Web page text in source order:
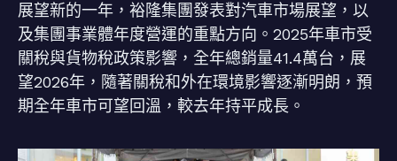
展望新的一年，裕隆集團發表對汽車市場展望，以
及集團事業體年度營運的重點方向。2025年車市受
關稅與貨物稅政策影響，全年總銷量41.4萬台，展
望2026年，隨著關稅和外在環境影響逐漸明朗，預
期全年車市可望回溫，較去年持平成長。